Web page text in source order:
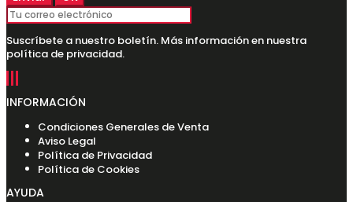
Suscríbete a nuestro boletín. Más información en nuestra
política de privacidad.
INFORMACIÓN
Condiciones Generales de Venta
Aviso Legal
Política de Privacidad
Política de Cookies
AYUDA